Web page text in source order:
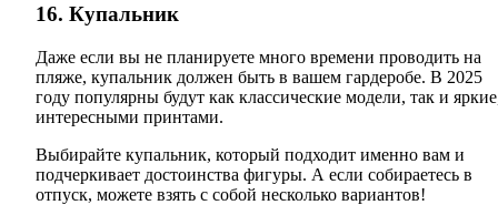
16. Купальник
Даже если вы не планируете много времени проводить на
пляже, купальник должен быть в вашем гардеробе. В 2025
году популярны будут как классические модели, так и
интересными принтами.
Выбирайте купальник, который подходит именно вам и
подчеркивает достоинства фигуры. А если собираетесь в
отпуск, можете взять с собой несколько вариантов!